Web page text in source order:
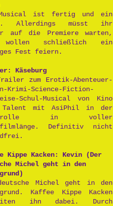
ist fertig und ein
Allerdings müsst ihr
auf die Premiere warten,
schließlich ein
Fest feiern.
Käseburg
zum Erotik-Abenteuer-
Krimi-Science-Fiction-
Schul-Musical von Kino
Talent mit AsiPhil in der
in voller
Definitiv nicht
Kippe Kacken: Kevin (Der
Michel geht in den
Michel geht in den
Kaffee Kippe Kacken
ihn dabei. Durch